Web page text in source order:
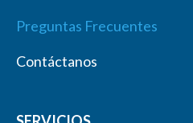
Preguntas Frecuentes
Contáctanos